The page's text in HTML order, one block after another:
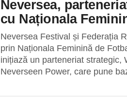
Neversea,
cu Naționala
Neversea Festival și Federația
prin Naționala Feminină de
inițiază un parteneriat strategic,
Neverseen Power, care pune